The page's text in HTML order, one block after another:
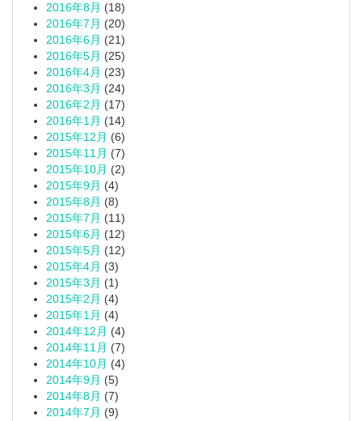
2016年8月 (18)
2016年7月 (20)
2016年6月 (21)
2016年5月 (25)
2016年4月 (23)
2016年3月 (24)
2016年2月 (17)
2016年1月 (14)
2015年12月 (6)
2015年11月 (7)
2015年10月 (2)
2015年9月 (4)
2015年8月 (8)
2015年7月 (11)
2015年6月 (12)
2015年5月 (12)
2015年4月 (3)
2015年3月 (1)
2015年2月 (4)
2015年1月 (4)
2014年12月 (4)
2014年11月 (7)
2014年10月 (4)
2014年9月 (5)
2014年8月 (7)
2014年7月 (9)